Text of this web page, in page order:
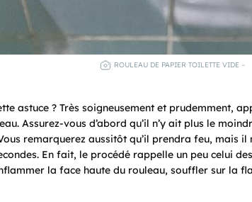
ROULEAU DE PAPIER TOILETTE VIDE –
astuce ? Très soigneusement et prudemment,
Assurez-vous d’abord qu’il n’y ait plus le
remarquerez aussitôt qu’il prendra feu, mais
En fait, le procédé rappelle un peu celui
la face haute du rouleau, souffler sur la